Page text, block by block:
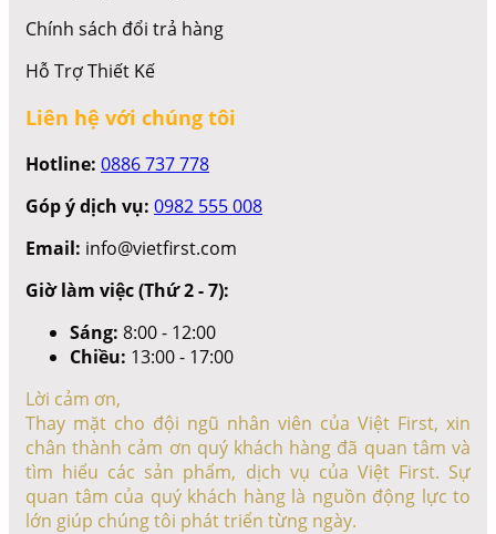
Chính sách đổi trả hàng
Hỗ Trợ Thiết Kế
Liên hệ với chúng tôi
Hotline: 0886 737 778
Góp ý dịch vụ: 0982 555 008
Email: info@vietfirst.com
Giờ làm việc (Thứ 2 - 7):
Sáng: 8:00 - 12:00
Chiều: 13:00 - 17:00
Lời cảm ơn,
Thay mặt cho đội ngũ nhân viên của Việt First, xin
chân thành cảm ơn quý khách hàng đã quan tâm và
tìm hiểu các sản phẩm, dịch vụ của Việt First. Sự
quan tâm của quý khách hàng là nguồn động lực to
lớn giúp chúng tôi phát triển từng ngày.